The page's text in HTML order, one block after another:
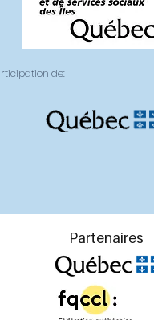
de:
Partenaires